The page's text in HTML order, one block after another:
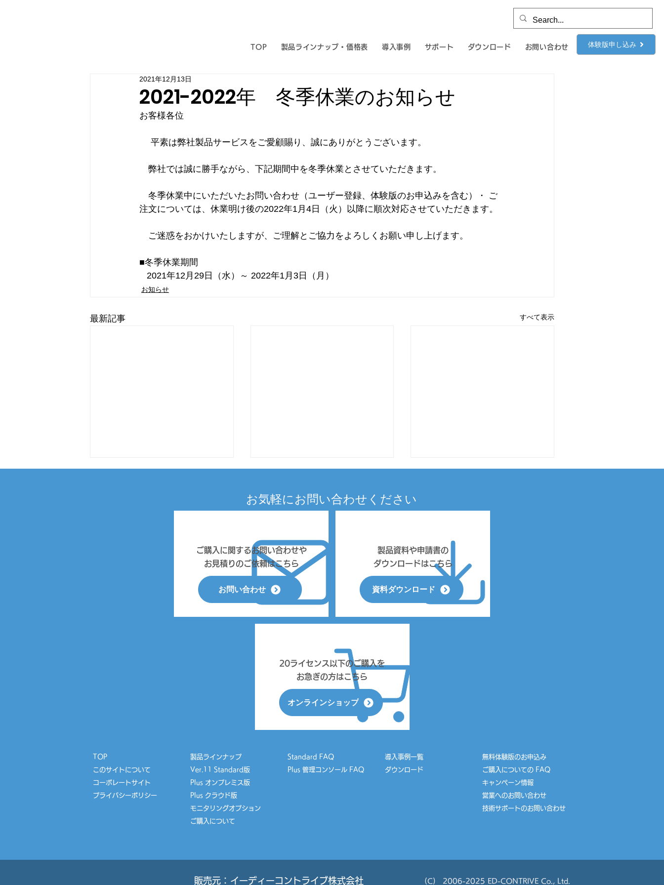
TOP 製品ラインナップ・価格表 導入事例 サポート ダウンロード お問い合わせ 体験版申し込み
2021-2022年 冬季休業のお知らせ
2021年12月13日
お客様各位
平素は弊社製品サービスをご愛顧賜り、誠にありがとうございます。
弊社では誠に勝手ながら、下記期間中を冬季休業とさせていただきます。
冬季休業中にいただいたお問い合わせ（ユーザー登録、体験版のお申込みを含む）・ ご
注文については、休業明け後の2022年1月4日（火）以降に順次対応させていただきます。
ご迷惑をおかけいたしますが、ご理解とご協力をよろしくお願い申し上げます。
■冬季休業期間
   2021年12月29日（水）～ 2022年1月3日（月）
お知らせ
最新記事 すべて表示
平素は弊社製品「HD革
す。 新たな機能を搭載し進化し
Ver.10 Standard』が2024年5月
現在公開中のWinProtector9.0.2に
おいて、特殊フォルダーの設定や
フォルダ―名等にワイルドカード
文字を指定した場合に、正常に動
作しない 現在改修中となり、改
めて9.0.3を7月下旬から8月上旬
には公開予...
お客様各位 平素より弊社製品・
月11日にJPCERTコーディネー
た、 「Apache Log4jの任意のコ
ード実行の脆弱性 (CVE-2021-
44228)」につきまして、...
​お気軽にお問い合わせください
ご購入に関するお問い合わせや
お見積りのご依頼はこちら
お問い合わせ
製品資料や申請書の
​ダウンロードはこちら
資料ダウンロード
20ライセンス以下のご購入を
お急ぎの方はこちら
オンラインショップ
TOP
このサイトについて
コーポレートサイト
プライバシーポリシー
製品ラインナップ
Ver.11 Standard版
Plus オンプレミス版
Plus クラウド版
​モニタリングオプション
ご購入について
Standard FAQ
Plus 管理コンソール FAQ
導入事例一覧
ダウンロード
無料体験版のお申込み
ご購入についての FAQ
​キャンペーン情報
営業へのお問い合わせ
​技術サポートのお問い合わせ
販売元： イーディーコントライブ株式会社 (C) 2006-2025 ED-CONTRIVE Co., Ltd.